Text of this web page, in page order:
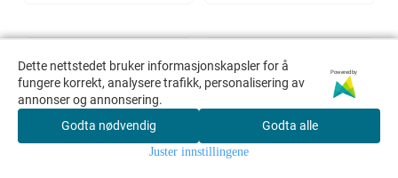
Dette nettstedet bruker informasjonskapsler for å
fungere korrekt, analysere trafikk, personalisering av
annonser og annonsering.
Powered by
Godta nødvendig Godta alle
Juster innstillingene
Dette nettstedet bruker informasjonskapsler for å
fungere korrekt, analysere trafikk, personalisering av
annonser og annonsering.
Powered by
Godta nødvendig Godta alle
Juster innstillingene